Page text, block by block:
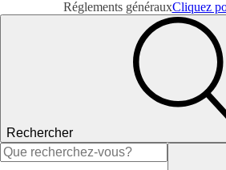
Réglements générauxCliquez
Rechercher
Rechercher :